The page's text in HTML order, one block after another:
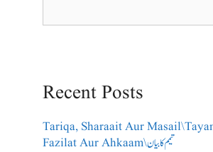
Recent Posts
Tariqa, Sharaait Aur
Fazilat Aur Ahkaam\تیمم کا بیان